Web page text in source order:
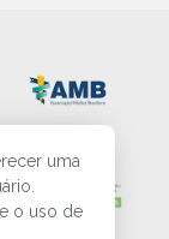
uma
o uso de